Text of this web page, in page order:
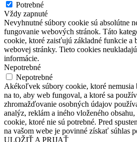
Potrebné
Vždy zapnuté
Nevyhnutné súbory cookie sú absolútne
fungovanie webových stránok. Táto
cookie, ktoré zaisťujú základné funkcie a
webovej stránky. Tieto cookies
informácie.
Nepotrebné
Nepotrebné
Akékoľvek súbory cookie, ktoré nemusia
na to, aby web fungoval, a ktoré sa
zhromažďovanie osobných údajov
analýz, reklám a iného vloženého
cookie, ktoré nie sú potrebné. Pred
na vašom webe je povinné získať súhlas
ULOŽIŤ A PRIJAŤ